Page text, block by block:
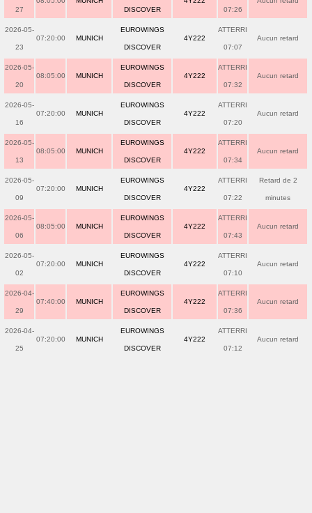
27 DISCOVER 07:26
2026-05-
23
07:20:00 MUNICH
EUROWINGS
DISCOVER
4Y222
ATTERRI
07:07
Aucun retard
2026-05-
20
08:05:00 MUNICH
EUROWINGS
DISCOVER
4Y222
ATTERRI
07:32
Aucun retard
2026-05-
16
07:20:00 MUNICH
EUROWINGS
DISCOVER
4Y222
ATTERRI
07:20
Aucun retard
2026-05-
13
08:05:00 MUNICH
EUROWINGS
DISCOVER
4Y222
ATTERRI
07:34
Aucun retard
2026-05-
09
07:20:00 MUNICH
EUROWINGS
DISCOVER
4Y222
ATTERRI
07:22
Retard de 2
minutes
2026-05-
06
08:05:00 MUNICH
EUROWINGS
DISCOVER
4Y222
ATTERRI
07:43
Aucun retard
2026-05-
02
07:20:00 MUNICH
EUROWINGS
DISCOVER
4Y222
ATTERRI
07:10
Aucun retard
2026-04-
29
07:40:00 MUNICH
EUROWINGS
DISCOVER
4Y222
ATTERRI
07:36
Aucun retard
2026-04-
25
07:20:00 MUNICH
EUROWINGS
DISCOVER
4Y222
ATTERRI
07:12
Aucun retard